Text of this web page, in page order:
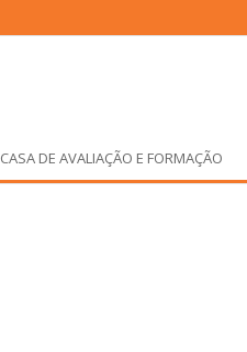
CASA DE AVALIAÇÃO E FORMAÇÃO